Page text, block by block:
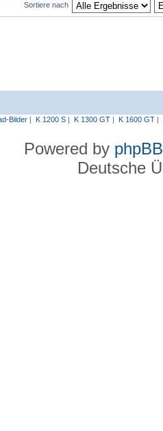
Sortiere nach
Bilder| K 1200 S| K 1300 GT| K 1600 GT|
Powered by phpBB
Deutsche